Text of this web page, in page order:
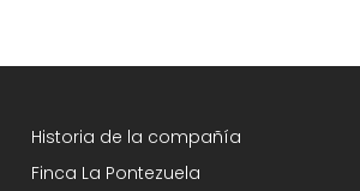
Historia de la compañía
Finca La Pontezuela